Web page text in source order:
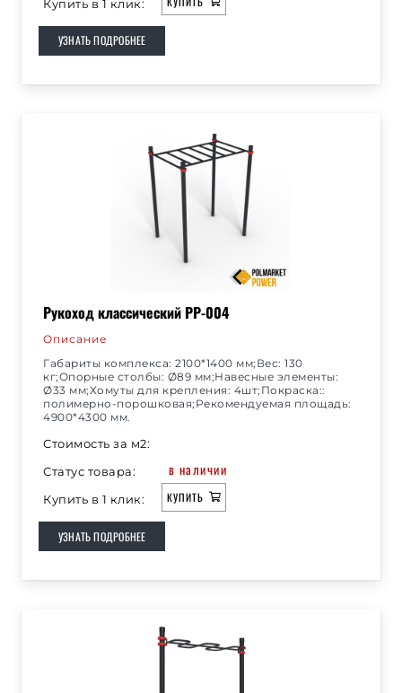
Купить в 1 клик:
УЗНАТЬ ПОДРОБНЕЕ
Рукоход классический РР-004
Описание
Габариты комплекса: 2100*1400 мм;Вес: 130
кг;Опорные столбы: Ø89 мм;Навесные элементы:
Ø33 мм;Хомуты для крепления: 4шт;Покраска::
полимерно-порошковая;Рекомендуемая площадь:
4900*4300 мм.
Стоимость за м2:
Статус товара:
в наличии
Купить в 1 клик: КУПИТЬ
УЗНАТЬ ПОДРОБНЕЕ